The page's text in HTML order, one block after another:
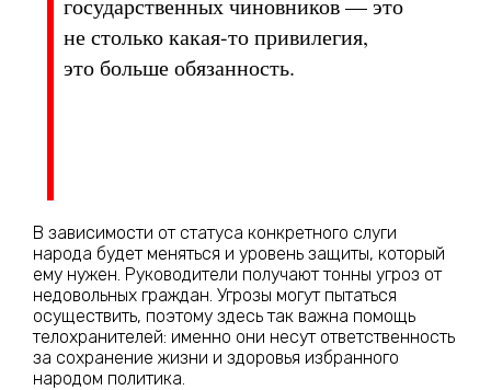
государственных чиновников — это
не столько какая-то привилегия,
это больше обязанность.
В зависимости от статуса конкретного слуги
народа будет меняться и уровень защиты, который
ему нужен. Руководители получают тонны угроз от
недовольных граждан. Угрозы могут пытаться
осуществить, поэтому здесь так важна помощь
телохранителей: именно они несут ответственность
за сохранение жизни и здоровья избранного
народом политика.